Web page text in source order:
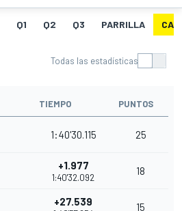
Q1 Q2 Q3 PARRILLA
Todas las estadísticas
TIEMPO PUNTOS
1:40'30.115 25
+1.977
1:40'32.092
18
+27.539 15